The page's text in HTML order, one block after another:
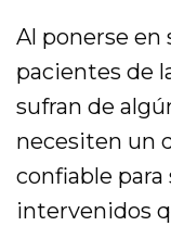
Al ponerse en
pacientes de
sufran de
necesiten un
confiable
intervenidos